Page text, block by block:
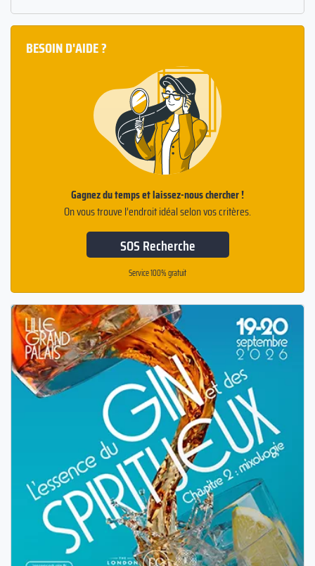
BESOIN D'AIDE ?
Gagnez du temps et laissez-nous chercher !
On vous trouve l’endroit idéal selon vos critères.
SOS Recherche
Service 100% gratuit